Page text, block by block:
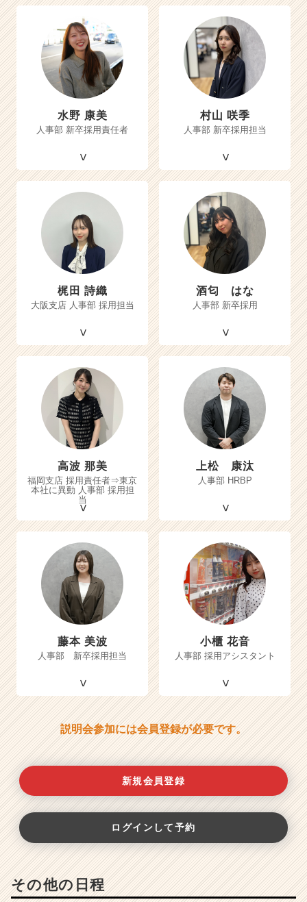
水野 康美
人事部 新卒採用責任者
村山 咲季
人事部 新卒採用担当
梶田 詩織
大阪支店 人事部 採用担当
酒匂 はな
人事部 新卒採用
高波 那美
福岡支店 採用責任者⇒東京
本社に異動 人事部 採用担
当
上松 康汰
人事部 HRBP
藤本 美波
人事部 新卒採用担当
小櫃 花音
人事部 採用アシスタント
説明会参加には会員登録が必要です。
新規会員登録
ログインして予約
その他の日程